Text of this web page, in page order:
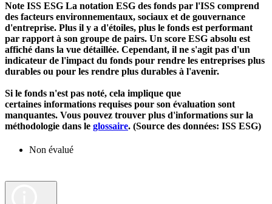
Note ISS ESG La notation ESG des fonds par l'ISS comprend
des facteurs environnementaux, sociaux et de gouvernance
d'entreprise. Plus il y a d'étoiles, plus le fonds est performant
par rapport à son groupe de pairs. Un score ESG absolu est
affiché dans la vue détaillée. Cependant, il ne s'agit pas d'un
indicateur de l'impact du fonds pour rendre les entreprises plus
durables ou pour les rendre plus durables à l'avenir.
Si le fonds n'est pas noté, cela implique que
certaines informations requises pour son évaluation sont
manquantes. Vous pouvez trouver plus d'informations sur la
méthodologie dans le glossaire. (Source des données: ISS ESG)
Non évalué